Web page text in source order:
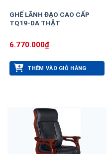
GHẾ LÃNH ĐẠO CAO CẤP
TQ19-DA THẬT
6.770.000₫
THÊM VÀO GIỎ HÀNG